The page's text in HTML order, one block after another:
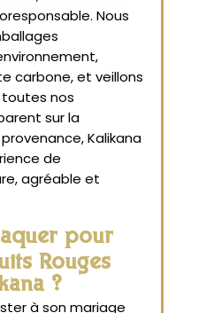
Nous
carbone, et veillons
nos
sur la
Kalikana
de
agréable et
pour
Rouges
?
à son mariage